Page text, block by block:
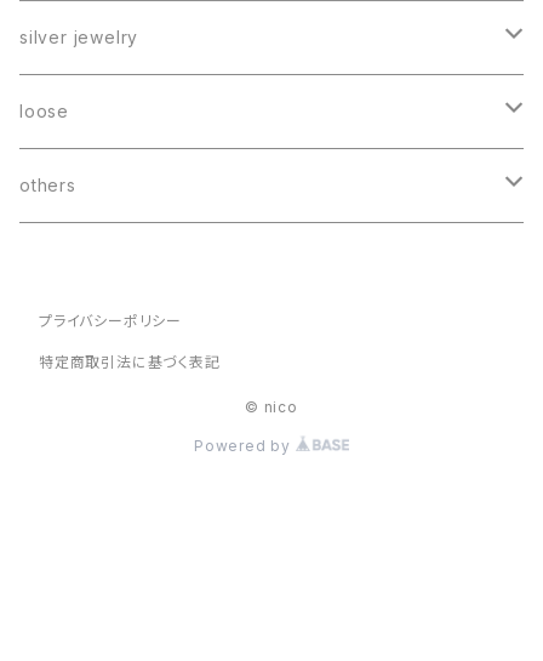
ring
necklace
earrings
silver jewelry
《reversed》
loose
black opal
others
others
lucky bag
プライバシーポリシー
特定商取引法に基づく表記
© nico
Powered by